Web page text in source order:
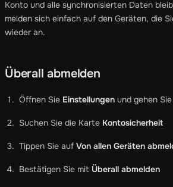
Konto und alle synchronisierten Daten
melden sich einfach auf den Geräten, die
wieder an.
Überall abmelden
Öffnen Sie Einstellungen und gehen
Suchen Sie die Karte Kontosicherheit
Tippen Sie auf Von allen Geräten
Bestätigen Sie mit Überall abmelden